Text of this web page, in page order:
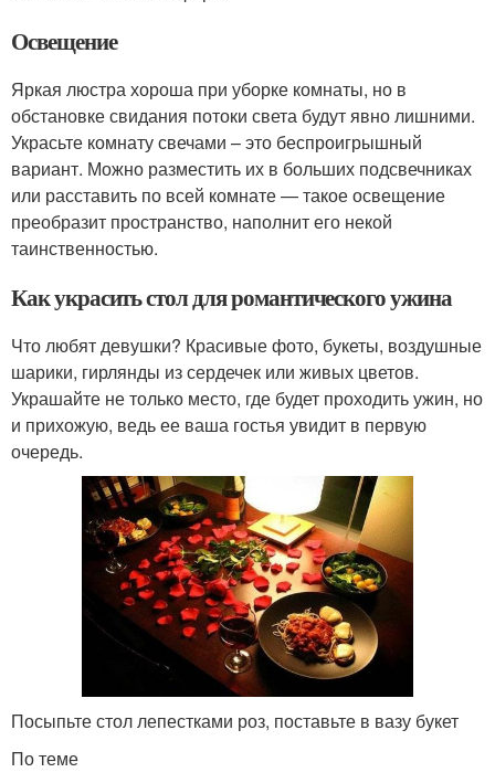
Освещение
Яркая люстра хороша при уборке комнаты, но в
обстановке свидания потоки света будут явно лишними.
Украсьте комнату свечами – это беспроигрышный
вариант. Можно разместить их в больших подсвечниках
или расставить по всей комнате — такое освещение
преобразит пространство, наполнит его некой
таинственностью.
Как украсить стол для романтического ужина
Что любят девушки? Красивые фото, букеты, воздушные
шарики, гирлянды из сердечек или живых цветов.
Украшайте не только место, где будет проходить ужин, но
и прихожую, ведь ее ваша гостья увидит в первую
очередь.
Посыпьте стол лепестками роз, поставьте в вазу букет
По теме